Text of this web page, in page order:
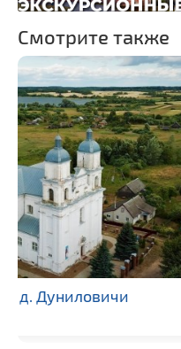
Смотрите также
Костел Святого